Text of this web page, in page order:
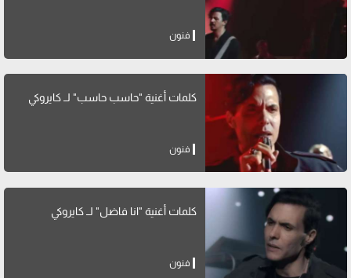
فنون
كلمات أغنية "حاسب حاسب" لــ كايروكي
فنون
كلمات أغنية "انا فاضل" لــ كايروكي
فنون